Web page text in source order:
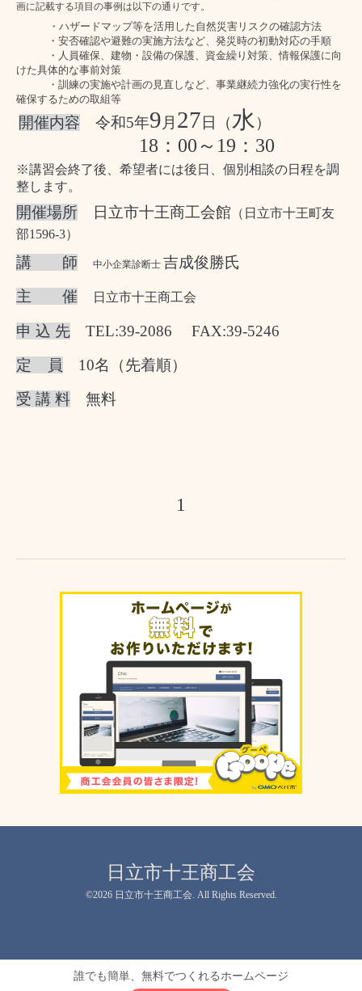
画に記載する項目の事例は以下の通りです。
・ハザードマップ等を活用した自然災害リスクの確認方法
・安否確認や避難の実施方法など、発災時の初動対応の手順
・人員確保、建物・設備の保護、資金繰り対策、情報保護に向
けた具体的な事前対策
・訓練の実施や計画の見直しなど、事業継続力強化の実行性を
確保するための取組等
開催内容 令和5年9 月 27 日（水）
18 ： 00 ～ 19 ： 30
※講習会終了後、希望者には後日、個別相談の日程を調
整します。
開催場所 日立市十王商工会館 （日立市十王町友
部1596-3）
講 師 中小企業診断士 吉成俊勝氏
主 催
日立市十王商工会
申 込 先 TEL:39-2086
FAX:39-5246
定
員 10名（先着順）
受 講 料 無料
1
日立市十王商工会
©2026 日立市十王商工会. All Rights Reserved.
誰でも簡単、無料でつくれるホームページ